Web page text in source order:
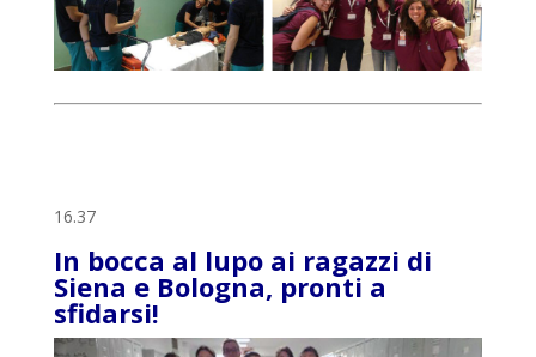
16.37
In bocca al lupo ai ragazzi di
Siena e Bologna, pronti a
sfidarsi!